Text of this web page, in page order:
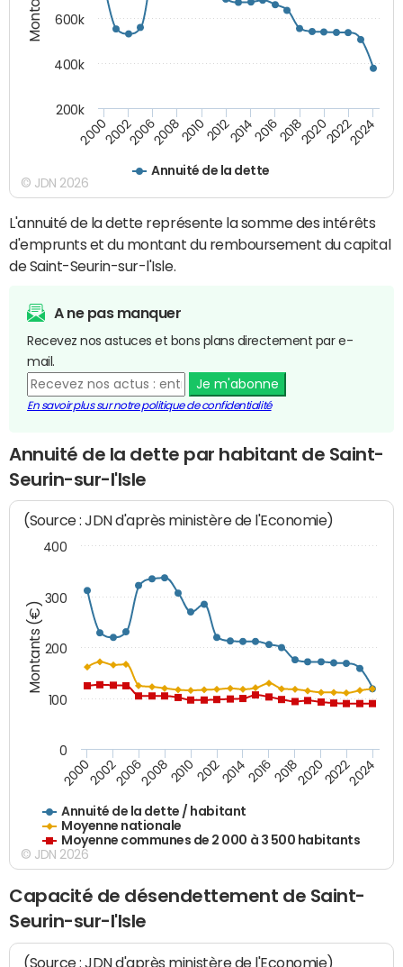
Annuité de la dette
200020022006200820102012201420162018202020222024
200k
400k
600k
© JDN 2026
L'annuité de la dette représente la somme des intérêts
d'emprunts et du montant du remboursement du capital
de Saint-Seurin-sur-l'Isle.
A ne pas manquer
Recevez nos astuces et bons plans directement par e-
mail.
Je m'abonne
En savoir plus sur notre politique de confidentialité
Annuité de la dette par habitant de Saint-
Seurin-sur-l'Isle
Montants (€)
(Source : JDN d'après ministère de l'Economie)
Annuité de la dette / habitant
Moyenne nationale
Moyenne communes de 2 000 à 3 500 habitants
200020022006200820102012201420162018202020222024
0
100
200
300
400
© JDN 2026
Capacité de désendettement de Saint-
Seurin-sur-l'Isle
(Source : JDN d'après ministère de l'Economie)